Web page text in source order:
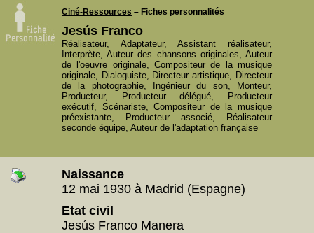
Ciné-Ressources – Fiches personnalités
Jesús Franco
Réalisateur, Adaptateur, Assistant réalisateur,
Interprète, Auteur des chansons originales, Auteur
de l'oeuvre originale, Compositeur de la musique
originale, Dialoguiste, Directeur artistique, Directeur
de la photographie, Ingénieur du son, Monteur,
Producteur, Producteur délégué, Producteur
exécutif, Scénariste, Compositeur de la musique
préexistante, Producteur associé, Réalisateur
seconde équipe, Auteur de l'adaptation française
Naissance
12 mai 1930 à Madrid (Espagne)
Etat civil
Jesús Franco Manera